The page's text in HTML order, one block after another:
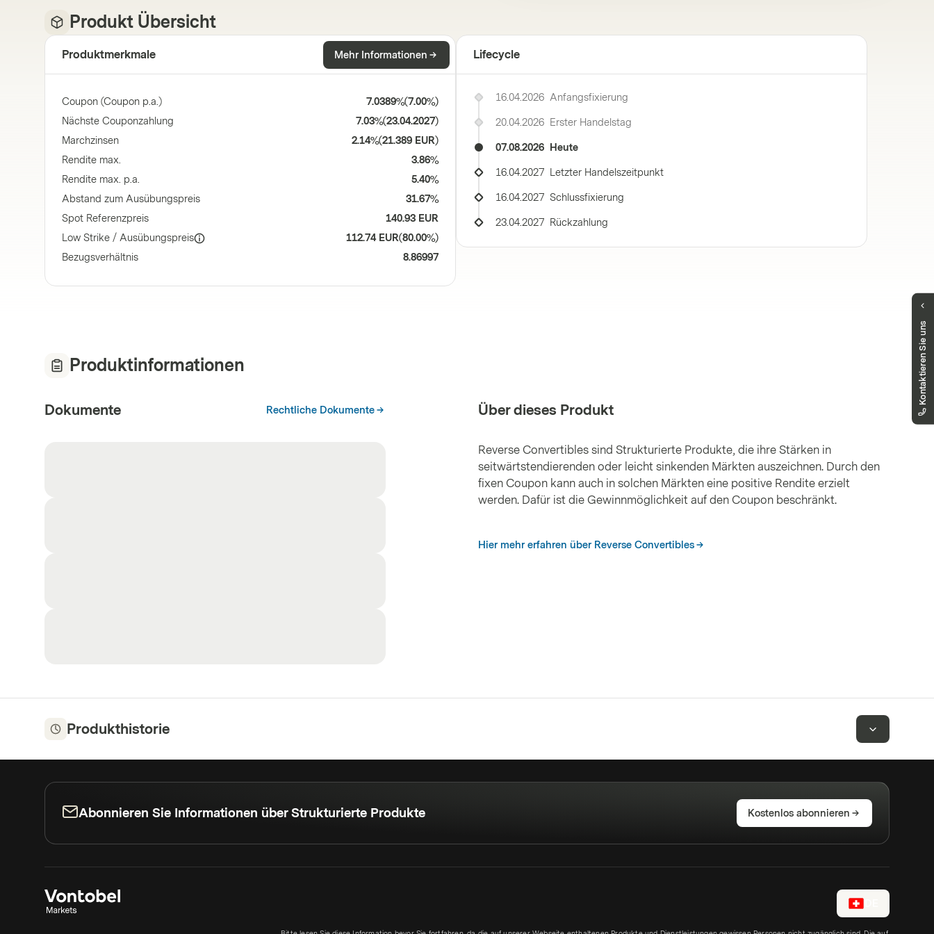
Produkt Übersicht
Produktmerkmale Mehr Informationen
Coupon (Coupon p.a.) 7.0389%(7.00%)
Nächste Couponzahlung
7.03%(23.04.2027)
Marchzinsen
2.14%(21.389 EUR)
Rendite max.
3.86%
Rendite max. p.a.
5.40%
Abstand zum Ausübungspreis
31.67%
Spot Referenzpreis
140.93 EUR
Low Strike / Ausübungspreis
112.74 EUR(80.00%)
Bezugsverhältnis
8.86997
Lifecycle
16.04.2026 Anfangsfixierung
20.04.2026 Erster Handelstag
07.08.2026 Heute
16.04.2027 Letzter Handelszeitpunkt
16.04.2027 Schlussfixierung
23.04.2027 Rückzahlung
Produktinformationen
Dokumente Rechtliche Dokumente Über dieses Produkt
Reverse Convertibles sind Strukturierte Produkte, die ihre Stärken in
seitwärtstendierenden oder leicht sinkenden Märkten auszeichnen. Durch den
fixen Coupon kann auch in solchen Märkten eine positive Rendite erzielt
werden. Dafür ist die Gewinnmöglichkeit auf den Coupon beschränkt.
Hier mehr erfahren über Reverse Convertibles
Produkthistorie
Kontaktieren Sie uns
Abonnieren Sie Informationen über Strukturierte Produkte Kostenlos abonnieren